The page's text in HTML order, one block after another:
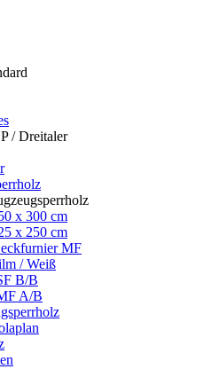
/ Dreitaler
x 300 cm
x 250 cm
MF
/ Weiß
B/B
A/B